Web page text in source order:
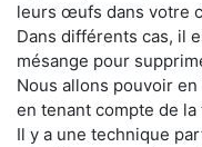
leurs œufs dans votre
Dans différents cas, il
mésange pour
Nous allons pouvoir
en tenant compte de
Il y a une technique